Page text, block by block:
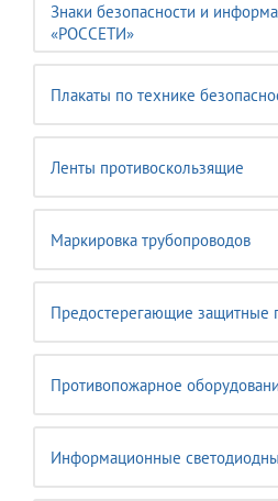
Знаки безопасности и
«РОССЕТИ»
Плакаты по технике
Ленты противоскользящие
Маркировка трубопроводов
Предостерегающие защитные
Противопожарное
Информационные